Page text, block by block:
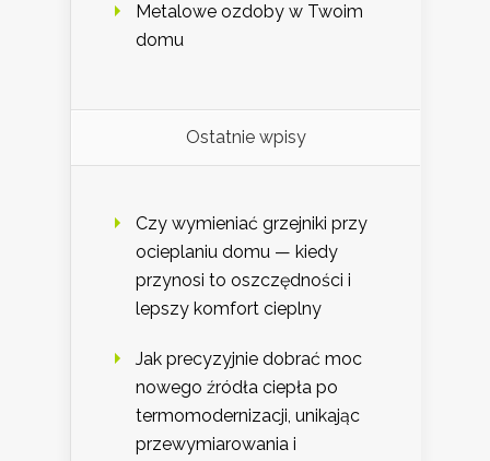
Metalowe ozdoby w Twoim
domu
Ostatnie wpisy
Czy wymieniać grzejniki przy
ocieplaniu domu — kiedy
przynosi to oszczędności i
lepszy komfort cieplny
Jak precyzyjnie dobrać moc
nowego źródła ciepła po
termomodernizacji, unikając
przewymiarowania i